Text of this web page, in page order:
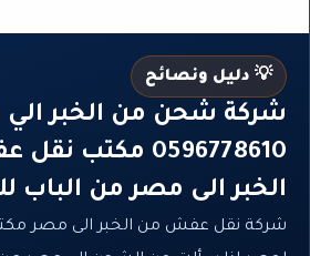
💡 دليل ونصائح
شركة شحن من الخبر
0596778610
الخبر الى مصر من الباب
شركة نقل عفش من الخبر الى مصر